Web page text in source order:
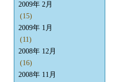
2009年 2月
(15)
2009年 1月
(11)
2008年 12月
(16)
2008年 11月